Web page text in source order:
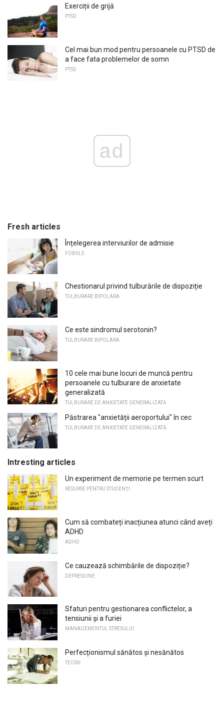
Exerciții de grijă
PTSD
Cel mai bun mod pentru persoanele cu PTSD de
a face fata problemelor de somn
PTSD
ad
Fresh articles
Înțelegerea interviurilor de admisie
FOBIILE
Chestionarul privind tulburările de dispoziție
TULBURARE BIPOLARA
Ce este sindromul serotonin?
TULBURARE BIPOLARA
10 cele mai bune locuri de muncă pentru
persoanele cu tulburare de anxietate
generalizată
TULBURARE DE ANXIETATE GENERALIZATĂ
Păstrarea "anxietății aeroportului" în cec
TULBURARE DE ANXIETATE GENERALIZATĂ
Intresting articles
Un experiment de memorie pe termen scurt
RESURSE PENTRU STUDENȚI
Cum să combateți inacțiunea atunci când aveți
ADHD
ADHD
Ce cauzează schimbările de dispoziție?
DEPRESIUNE
Sfaturi pentru gestionarea conflictelor, a
tensiunii și a furiei
MANAGEMENTUL STRESULUI
Perfecționismul sănătos și nesănătos
TEORII